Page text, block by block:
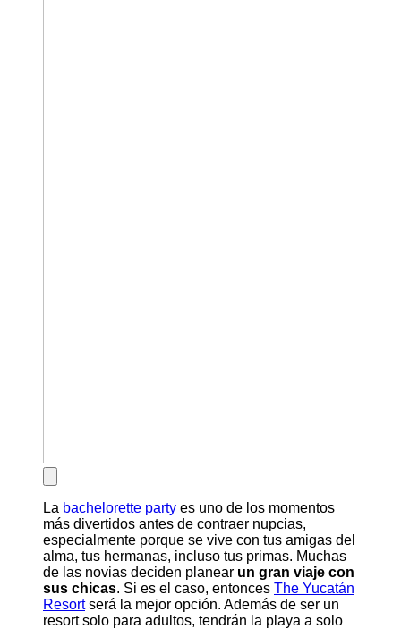
La bachelorette party es uno de los momentos
más divertidos antes de contraer nupcias,
especialmente porque se vive con tus amigas del
alma, tus hermanas, incluso tus primas. Muchas
de las novias deciden planear un gran viaje con
sus chicas. Si es el caso, entonces The Yucatán
Resortserá la mejor opción. Además de ser un
resort solo para adultos, tendrán la playa a solo